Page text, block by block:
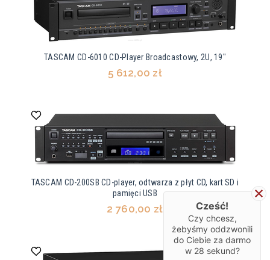
TASCAM CD-6010 CD-Player Broadcastowy, 2U, 19"
5 612,00 zł
TASCAM CD-200SB CD-player, odtwarza z płyt CD, kart SD i
pamięci USB
2 760,00 zł Cześć!
Czy chcesz,
żebyśmy oddzwonili
do Ciebie za darmo
w 28 sekund?